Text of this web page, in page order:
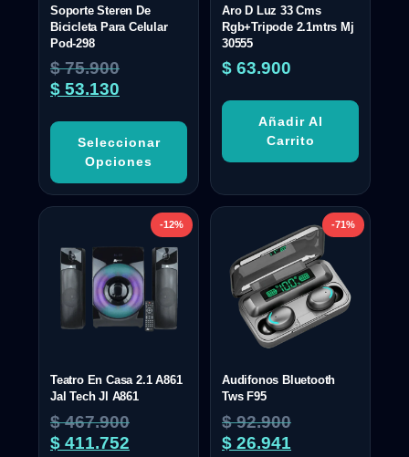
Soporte Steren De
Bicicleta Para Celular
Pod-298
$75.900
$ 53.130
Seleccionar
Opciones
Aro D Luz 33 Cms
Rgb+Tripode 2.1mtrs Mj
30555
$ 63.900
Añadir Al
Carrito
-12%
Teatro En Casa 2.1 A861
Jal Tech Jl A861
$467.900
$ 411.752
-71%
Audifonos Bluetooth
Tws F95
$92.900
$ 26.941